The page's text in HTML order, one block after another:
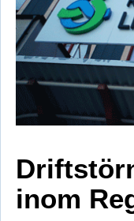
inom